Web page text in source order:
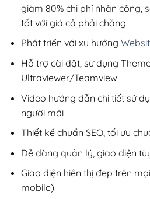
giảm 80% chi phí nhân công,
tốt với giá cả phải chăng.
Phát triển với xu hướng
Hỗ trợ cài đặt, sử dụng
Ultraviewer/Teamview
Video hướng dẫn chi tiết sử
người mới
Thiết kế chuẩn SEO, tối ưu
Dễ dàng quản lý, giao diện
Giao diện hiển thị đẹp trên
mobile).